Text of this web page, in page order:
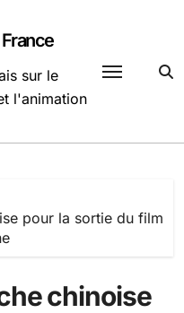
sur le
l'animation
pour la sortie du film
chinoise